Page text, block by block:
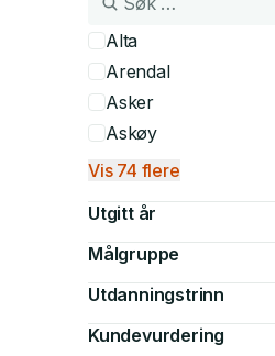
Alta
Arendal
Asker
Askøy
Vis 74 flere
Utgitt år
Målgruppe
Utdanningstrinn
Kundevurdering